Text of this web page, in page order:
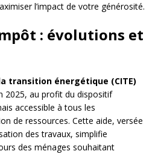
l’impact de votre générosité.
: évolutions et
transition énergétique (CITE)
2025, au profit du dispositif
accessible à tous les
de ressources. Cette aide, versée
des travaux, simplifie
des ménages souhaitant